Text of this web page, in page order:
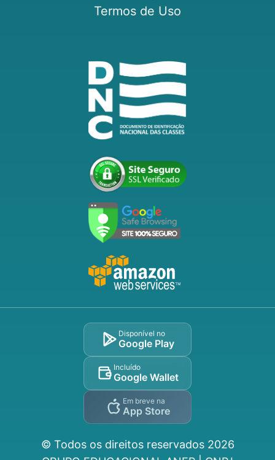
Termos de Uso
Disponível no
Google Play
Incluído
Google Wallet
Em breve na
App Store
© Todos os direitos reservados 2026